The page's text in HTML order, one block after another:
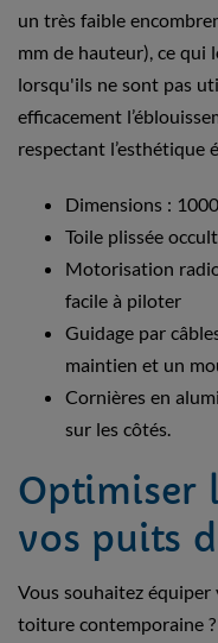
un très faible
mm de hauteur), ce qui
lorsqu'ils ne sont pas
efficacement
respectant l’esthétique
Dimensions :
Toile plissée
Motorisation
facile à piloter
Guidage par
maintien et un
Cornières en
sur les côtés.
Optimiser
vos puits
Vous souhaitez
toiture contemporaine